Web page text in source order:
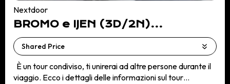
Nextdoor
BROMO e IJEN (3D/2N)
PARTENZA DA: MALANG
È un tour condiviso, ti unirerai ad altre persone durante il
viaggio. Ecco i dettagli delle informazioni sul tour